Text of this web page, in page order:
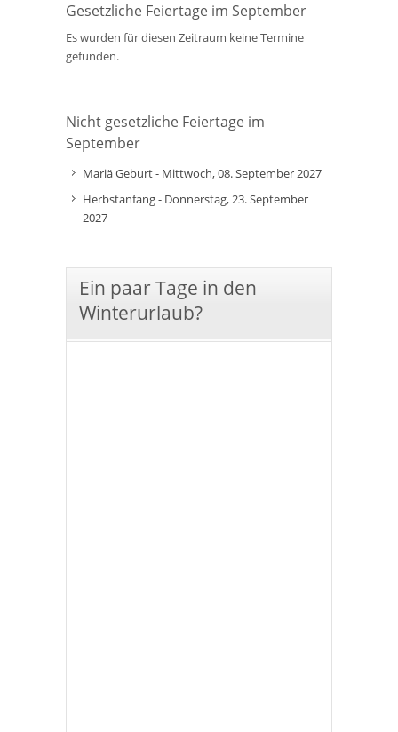
Gesetzliche Feiertage im September
Es wurden für diesen Zeitraum keine Termine
gefunden.
Nicht gesetzliche Feiertage im
September
Mariä Geburt - Mittwoch, 08. September 2027
Herbstanfang - Donnerstag, 23. September
2027
Ein paar Tage in den
Winterurlaub?